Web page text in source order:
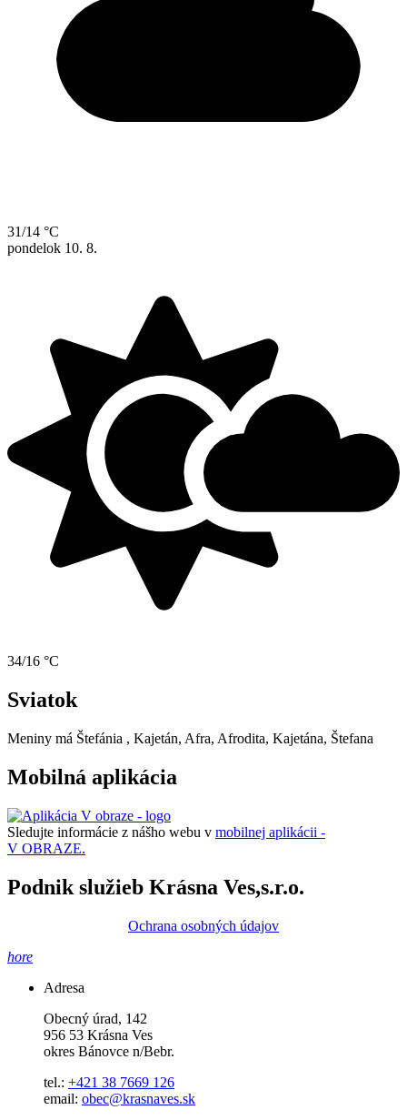
31/14 °C
pondelok 10. 8.
34/16 °C
Sviatok
Meniny má Štefánia , Kajetán, Afra, Afrodita, Kajetána, Štefana
Mobilná aplikácia
Sledujte informácie z nášho webu v mobilnej aplikácii -
V OBRAZE.
Podnik služieb Krásna Ves,s.r.o.
Ochrana osobných údajov
hore
Adresa
Obecný úrad, 142
956 53 Krásna Ves
okres Bánovce n/Bebr.
tel.: +421 38 7669 126
email: obec@krasnaves.sk